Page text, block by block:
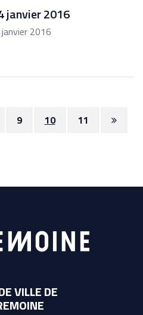
janvier 2016
2016
9 10 11
Page
VILLE DE